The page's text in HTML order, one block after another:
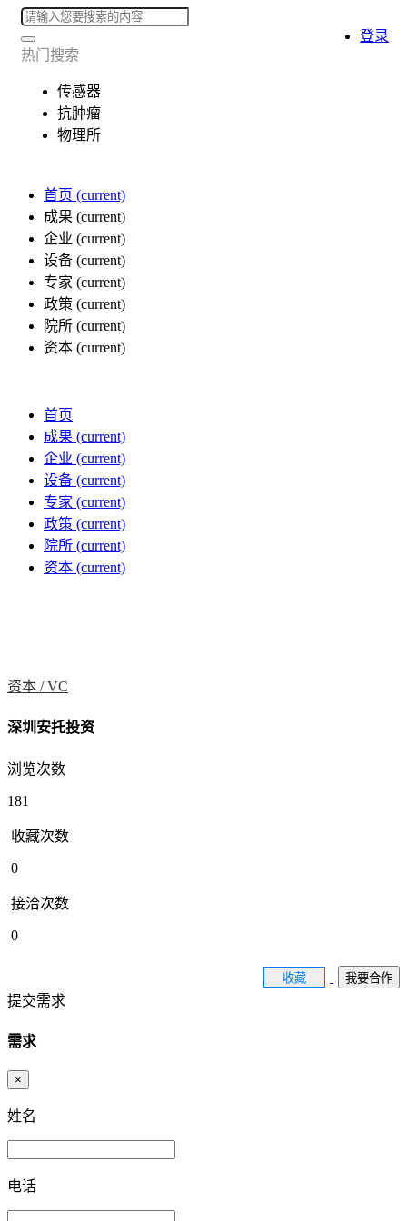
热门搜索
传感器
抗肿瘤
物理所
首页 (current)
成果 (current)
企业 (current)
设备 (current)
专家 (current)
政策 (current)
院所 (current)
资本 (current)
登录
首页
成果 (current)
企业 (current)
设备 (current)
专家 (current)
政策 (current)
院所 (current)
资本 (current)
资本 /VC
深圳安托投资
浏览次数
181
收藏次数
0
接洽次数
0
收藏 我要合作
提交需求
需求
×
姓名
电话